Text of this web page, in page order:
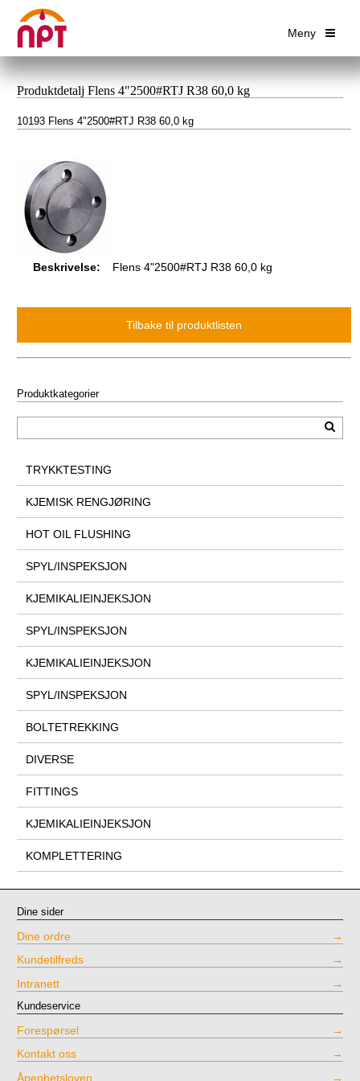
Meny
Produktdetalj Flens 4"2500#RTJ R38 60,0 kg
10193 Flens 4"2500#RTJ R38 60,0 kg
Beskrivelse: Flens 4"2500#RTJ R38 60,0 kg
Produktkategorier
TRYKKTESTING
KJEMISK RENGJØRING
HOT OIL FLUSHING
SPYL/INSPEKSJON
KJEMIKALIEINJEKSJON
SPYL/INSPEKSJON
KJEMIKALIEINJEKSJON
SPYL/INSPEKSJON
BOLTETREKKING
DIVERSE
FITTINGS
KJEMIKALIEINJEKSJON
KOMPLETTERING
Dine sider
Dine ordre
Kundetilfreds
Intranett
Kundeservice
Forespørsel
Kontakt oss
Åpenhetsloven